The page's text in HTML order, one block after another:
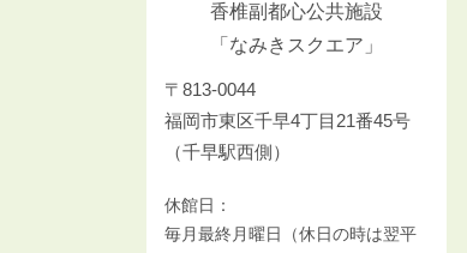
香椎副都心公共施設
「なみきスクエア」
〒813-0044
福岡市東区千早4丁目21番45号
（千早駅西側）
休館日：
毎月最終月曜日（休日の時は翌平